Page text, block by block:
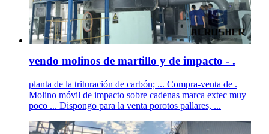
vendo molinos de martillo y de impacto - .
planta de la trituración de carbón; ... Compra-venta de .
Molino móvil de impacto sobre cadenas marca extec muy
poco ... Dispongo para la venta porotos pallares, ...